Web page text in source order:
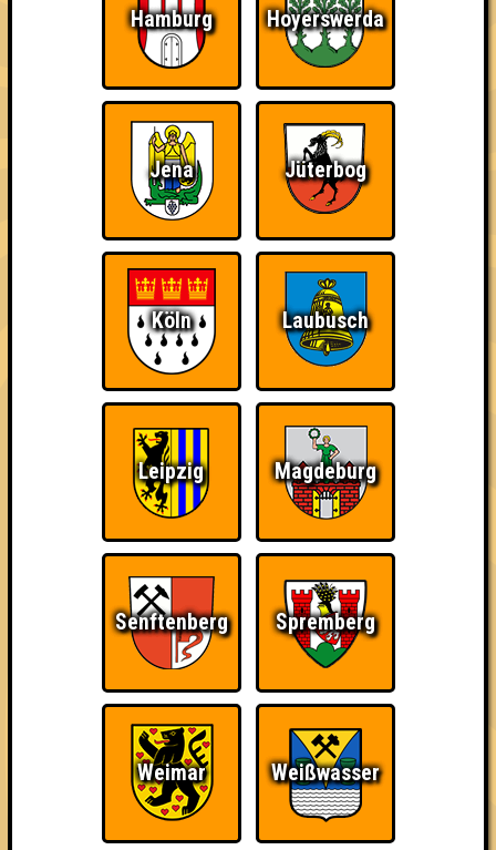
1. Awesomedary
15 45
2. Zerschmetterlinge
42
3. Die hydrogenen Sauerstoffe
16 7 40
3. Quizzy Mcquizface
10 16 40
4. Die Lurchis
39
4. Herrengedeck
10 15 39
4. Double Dee Dee Debilen
13 15 39
5. Spielkinder
14 38
6. Schnapsosaurus
10 37
16 5 37
7. Familienoberhauptvogel
Hamburg Hoyerswerda
Jena Jüterbog
Köln Laubusch
Leipzig Magdeburg
Senftenberg Spremberg
Weimar Weißwasser